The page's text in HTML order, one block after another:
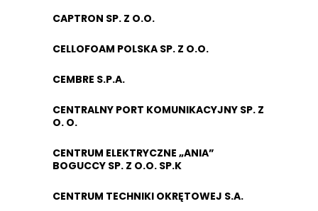
CAPTRON SP. Z O.O.
CELLOFOAM POLSKA SP. Z O.O.
CEMBRE S.P.A.
CENTRALNY PORT KOMUNIKACYJNY SP. Z
O. O.
CENTRUM ELEKTRYCZNE „ANIA”
BOGUCCY SP. Z O.O. SP.K
CENTRUM TECHNIKI OKRĘTOWEJ S.A.